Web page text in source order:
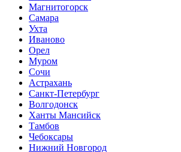
Магнитогорск
Самара
Ухта
Иваново
Орел
Муром
Сочи
Астрахань
Санкт-Петербург
Волгодонск
Ханты Мансийск
Тамбов
Чебоксары
Нижний Новгород